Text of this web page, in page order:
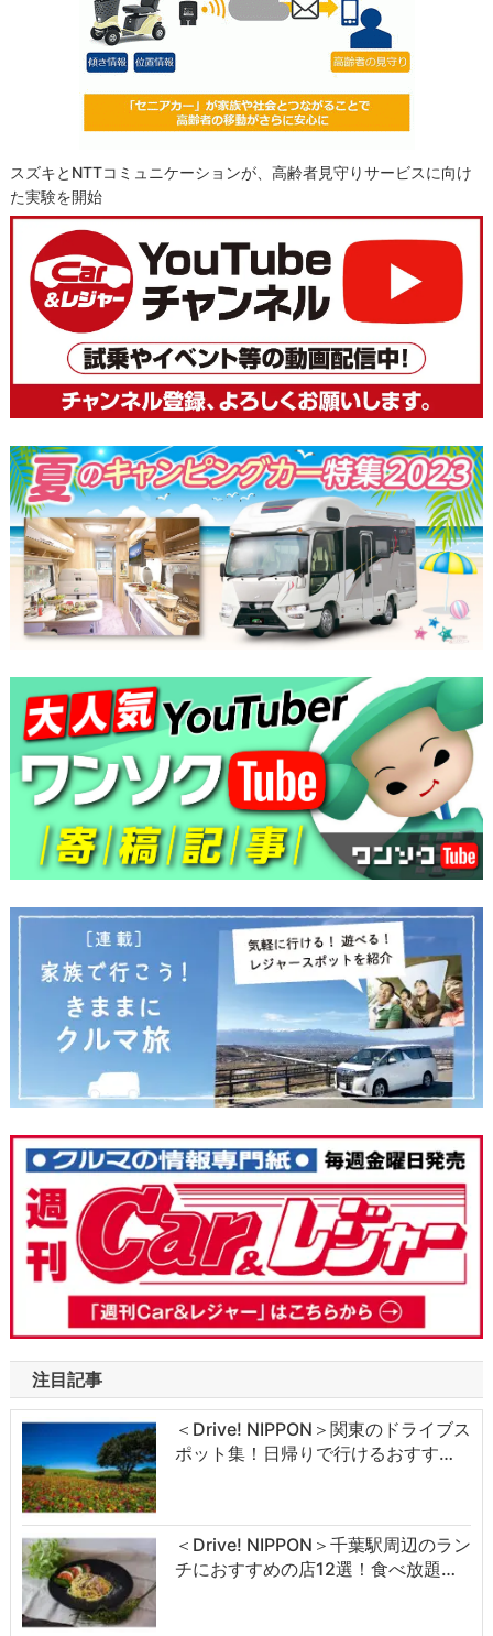
スズキとNTTコミュニケーションが、高齢者見守りサービスに向け
た実験を開始
注目記事
＜Drive! NIPPON＞関東のドライブス
ポット集！日帰りで行けるおすす…
＜Drive! NIPPON＞千葉駅周辺のラン
チにおすすめの店12選！食べ放題…